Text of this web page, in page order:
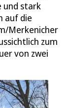
und stark
auf die
Merkenicher
zum
von zwei